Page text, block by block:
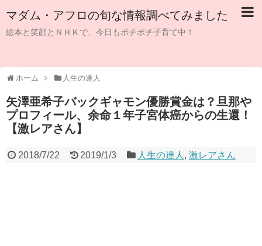
マダム・アフロの旬な情報調べてみました
絵本と笑顔とＮＨＫで、今日もボチボチ子育て中！
ホーム 人生の達人
矢澤亜希子バックギャモン優勝賞金は？旦那や
プロフィール、余命１年子宮体癌からの生還！
【激レアさん】
2018/7/22 2019/1/3 人生の達人 ,激レアさん